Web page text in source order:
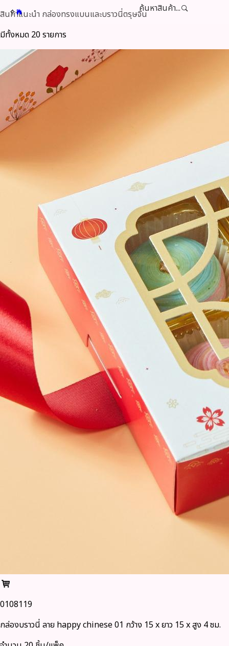
ค้นหาสินค้า...
สินค้าแนะนำ กล่องทรงแบนและบราวนี่ตรุษจีน
มีทั้งหมด 20 รายการ
0108119
กล่องบราวนี่ ลาย happy chinese 01 กว้าง 15 x ยาว 15 x สูง 4 ซม.